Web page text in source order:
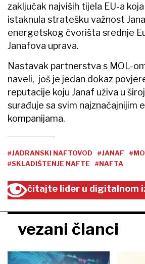
zaključak najviših tijela EU-a
istaknula stratešku važnost
energetskog čvorišta srednje
Janafova uprava.
Nastavak partnerstva s MOL-
naveli, još je jedan dokaz
reputacije koju Janaf uživa u
surađuje sa svim najznačajnijim
kompanijama.
#JADRANSKI NAFTOVOD #JANAF
#SKLADIŠTENJE NAFTE
#NAFTA
čitajte lider u digitalnom
vezani članci